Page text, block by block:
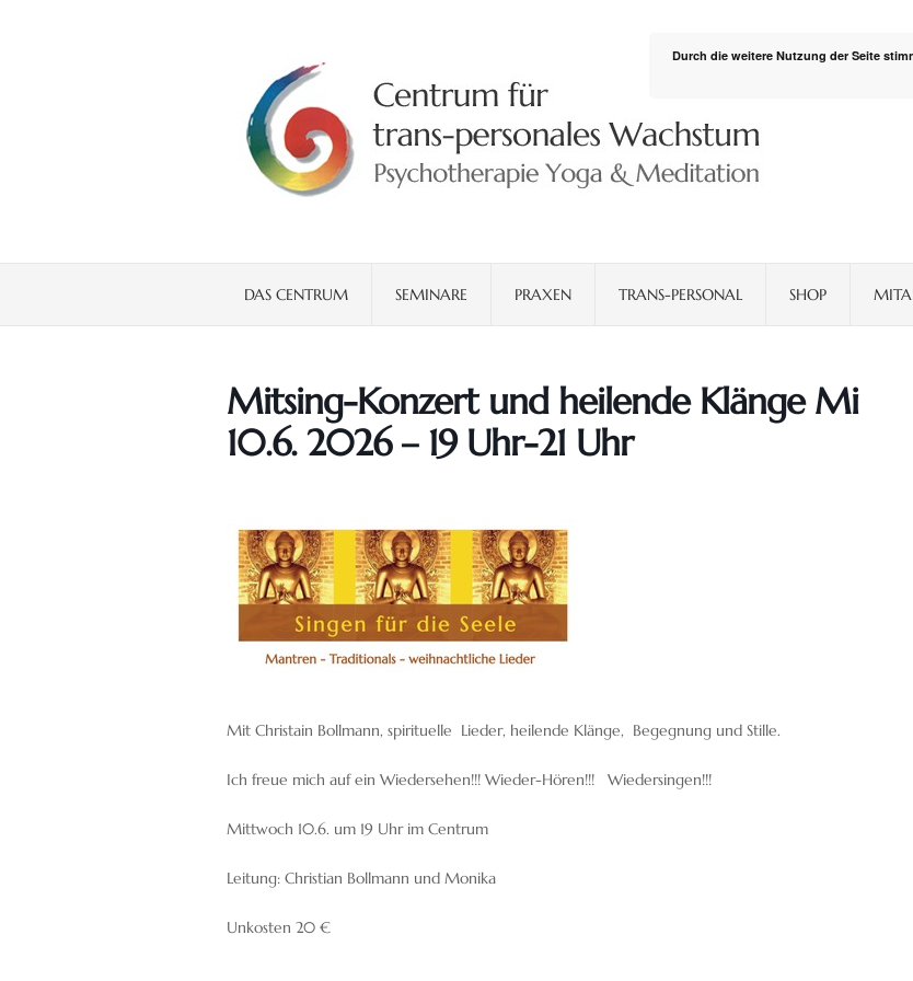
DAS CENTRUM SEMINARE PRAXEN TRANS-PERSONAL SHOP
Mitsing-Konzert und heilende Klänge Mi
10.6. 2026 – 19 Uhr-21 Uhr
Mit Christain Bollmann, spirituelle Lieder, heilende Klänge, Begegnung und Stille.
Ich freue mich auf ein Wiedersehen!!! Wieder-Hören!!! Wiedersingen!!!
Mittwoch 10.6. um 19 Uhr im Centrum
Leitung: Christian Bollmann und Monika
Unkosten 20 €
Durch die weitere Nutzung der Seite